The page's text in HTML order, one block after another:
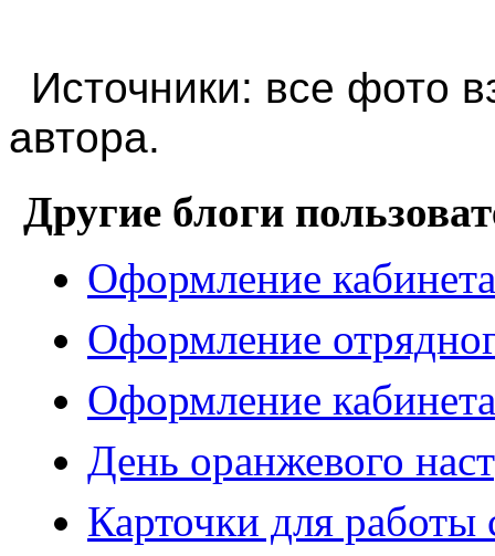
Источники: все фото
автора.
Другие блоги
Оформление
Оформление
Оформление
День оранжевого
Карточки для